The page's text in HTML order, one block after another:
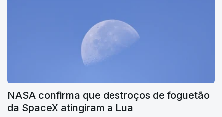
NASA confirma que destroços de foguetão
da SpaceX atingiram a Lua